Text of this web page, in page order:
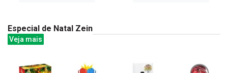
Especial de Natal Zein
Veja mais